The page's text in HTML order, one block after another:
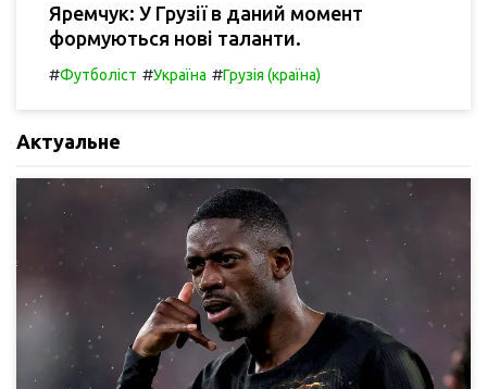
Яремчук: У Грузії в даний момент
формуються нові таланти.
#Футболіст #Україна #Грузія (країна)
Актуальне